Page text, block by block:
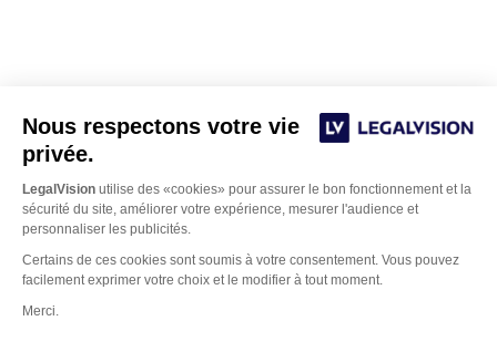
Nous respectons votre vie
privée.
LegalVision utilise des «cookies» pour assurer le bon fonctionnement et la
sécurité du site, améliorer votre expérience, mesurer l'audience et
personnaliser les publicités.
Certains de ces cookies sont soumis à votre consentement. Vous pouvez
facilement exprimer votre choix et le modifier à tout moment.
Merci.
Notre cabinet de formalités juridiques est dédié aux
avocats, experts-comptables et notaires. Nos juristes
basés sur